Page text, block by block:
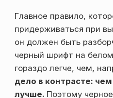
Главное правило,
придерживаться при
он должен быть
черный шрифт на
гораздо легче, чем,
дело в контрасте:
лучше. Поэтому